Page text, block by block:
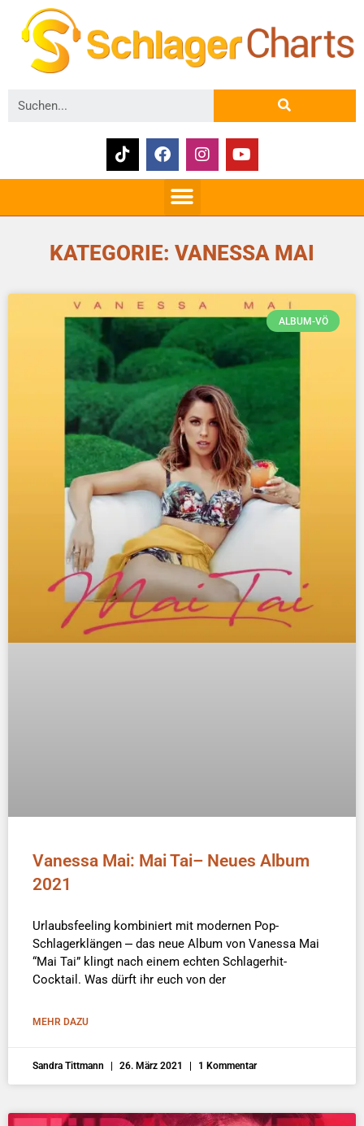
KATEGORIE: VANESSA MAI
ALBUM-VÖ
Vanessa Mai: Mai Tai– Neues Album
2021
Urlaubsfeeling kombiniert mit modernen Pop-
Schlagerklängen ⎼ das neue Album von Vanessa Mai
“Mai Tai” klingt nach einem echten Schlagerhit-
Cocktail. Was dürft ihr euch von der
MEHR DAZU
Sandra Tittmann 26. März 2021 1 Kommentar